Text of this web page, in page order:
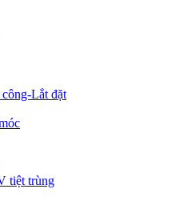
Lắt đặt
tiệt trùng